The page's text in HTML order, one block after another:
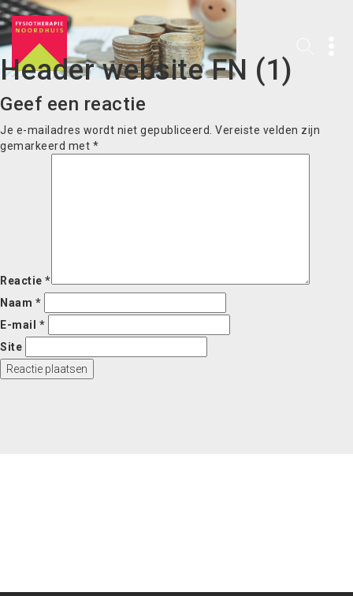
Header website FN (1)
Geef een reactie
Je e-mailadres wordt niet gepubliceerd. Vereiste velden zijn
gemarkeerd met *
Reactie *
Naam *
E-mail *
Site